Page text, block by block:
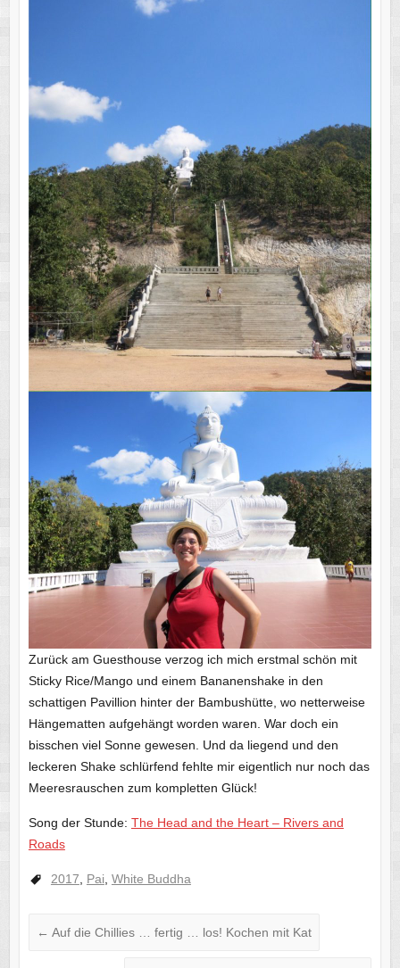
Zurück am Guesthouse verzog ich mich erstmal schön mit
Sticky Rice/Mango und einem Bananenshake in den
schattigen Pavillion hinter der Bambushütte, wo netterweise
Hängematten aufgehängt worden waren. War doch ein
bisschen viel Sonne gewesen. Und da liegend und den
leckeren Shake schlürfend fehlte mir eigentlich nur noch das
Meeresrauschen zum kompletten Glück!
Song der Stunde: The Head and the Heart – Rivers and
Roads
2017, Pai, White Buddha
← Auf die Chillies … fertig … los! Kochen mit Kat